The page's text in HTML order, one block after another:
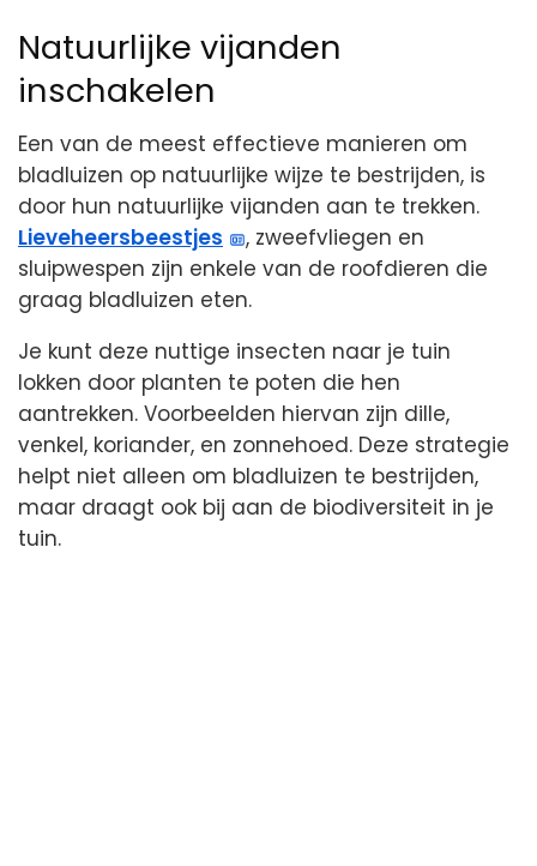
Natuurlijke vijanden
inschakelen
Een van de meest effectieve manieren om
bladluizen op natuurlijke wijze te bestrijden, is
door hun natuurlijke vijanden aan te trekken.
Lieveheersbeestjes
, zweefvliegen en
sluipwespen zijn enkele van de roofdieren die
graag bladluizen eten.
Je kunt deze nuttige insecten naar je tuin
lokken door planten te poten die hen
aantrekken. Voorbeelden hiervan zijn dille,
venkel, koriander, en zonnehoed. Deze strategie
helpt niet alleen om bladluizen te bestrijden,
maar draagt ook bij aan de biodiversiteit in je
tuin.